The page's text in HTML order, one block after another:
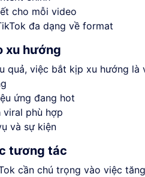
cho mỗi video
đa dạng về format
xu hướng
quả, việc bắt kịp xu hướng
ứng đang hot
viral phù hợp
và sự kiện
tương tác
cần chú trọng vào việc